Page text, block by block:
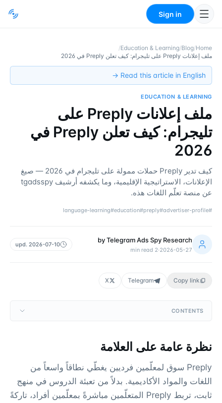
Sign in
Home
/
Blog
/
Education & Learning
/
ملف إعلانات Preply على تليجرام: كيف تعلن Preply في 2026
Read this article in English →
EDUCATION & LEARNING
ملف إعلانات Preply على
تليجرام: كيف تعلن Preply في
2026
كيف تدير Preply حملات ممولة على تليجرام في 2026 — صيغ
الإعلانات، الاستراتيجية الإقليمية، وما يكشفه أرشيف tgadsspy
عن منصة تعلّم اللغات هذه.
#
advertiser-profile
#
preply
#
education
#
language-learning
byTelegram Ads Spy Research
2026-05-27
·
2
min read
upd. 2026-07-10
Copy link
Telegram
X
CONTENTS
نظرة عامة على العلامة
Preply سوق لمعلّمين فرديين يغطّي نطاقاً واسعاً من
اللغات والمواد الأكاديمية. بدلاً من تعبئة الدروس في منهج
ثابت، تربط Preply المتعلّمين مباشرةً بمعلّمين أفراد، تاركةً